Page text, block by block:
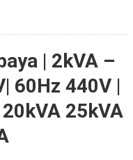
| 2kVA –
60Hz 440V |
25kVA